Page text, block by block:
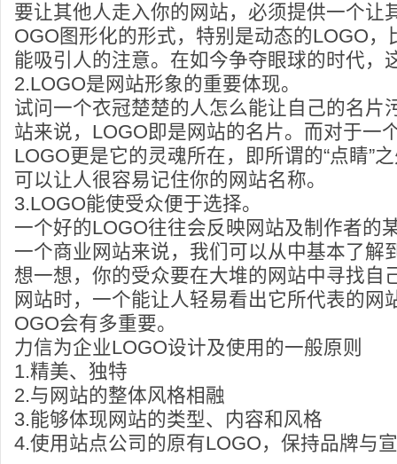
要让其他人走入你的网站，必须提供一个让
OGO图形化的形式，特别是动态的LOGO，
能吸引人的注意。在如今争夺眼球的时代，
2.LOGO是网站形象的重要体现。
试问一个衣冠楚楚的人怎么能让自己的名片
站来说，LOGO即是网站的名片。而对于一
LOGO更是它的灵魂所在，即所谓的“点睛”
可以让人很容易记住你的网站名称。
3.LOGO能使受众便于选择。
一个好的LOGO往往会反映网站及制作者的
一个商业网站来说，我们可以从中基本了解
想一想，你的受众要在大堆的网站中寻找自
网站时，一个能让人轻易看出它所代表的网
OGO会有多重要。
力信为企业LOGO设计及使用的一般原则
1.精美、独特
2.与网站的整体风格相融
3.能够体现网站的类型、内容和风格
4.使用站点公司的原有LOGO，保持品牌与